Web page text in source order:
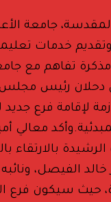
جامعة
خدمات
تفاهم مع
رئيس مجلس
فرع جديد
الرشيدة
الفيصل،
سيكون فرع